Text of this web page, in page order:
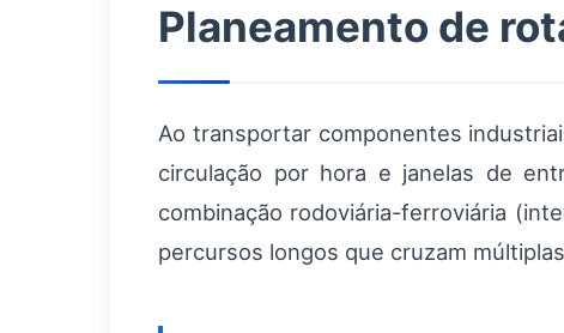
Planeamento de
Ao transportar componentes
circulação por hora e janelas de
combinação rodoviária-ferroviária
percursos longos que cruzam